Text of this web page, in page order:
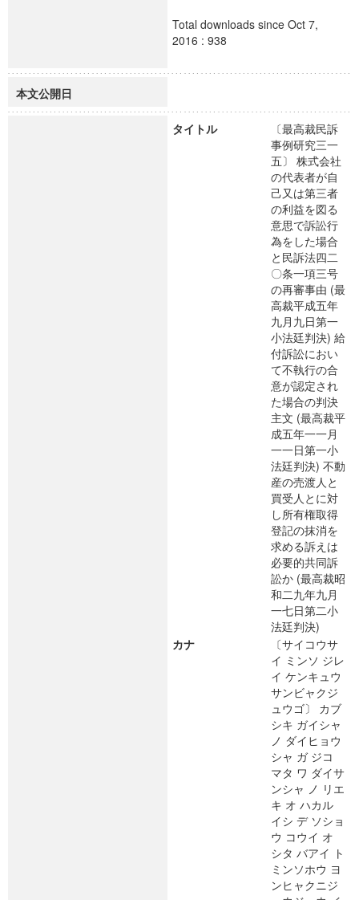
Total downloads since Oct 7,
2016 : 938
本文公開日
タイトル
〔最高裁民訴
事例研究三一
五〕 株式会社
の代表者が自
己又は第三者
の利益を図る
意思で訴訟行
為をした場合
と民訴法四二
〇条一項三号
の再審事由 (最
高裁平成五年
九月九日第一
小法廷判決) 給
付訴訟におい
て不執行の合
意が認定され
た場合の判決
主文 (最高裁平
成五年一一月
一一日第一小
法廷判決) 不動
産の売渡人と
買受人とに対
し所有権取得
登記の抹消を
求める訴えは
必要的共同訴
訟か (最高裁昭
和二九年九月
一七日第二小
法廷判決)
カナ
〔サイコウサ
イ ミンソ ジレ
イ ケンキュウ
サンビャクジ
ュウゴ〕 カブ
シキ ガイシャ
ノ ダイヒョウ
シャ ガ ジコ
マタ ワ ダイサ
ンシャ ノ リエ
キ オ ハカル
イシ デ ソショ
ウ コウイ オ
シタ バアイ ト
ミンソホウ ヨ
ンヒャクニジ